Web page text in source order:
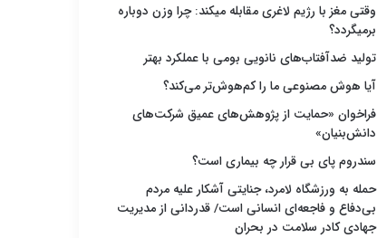
وقتی مغز با رژیم لاغری مقابله میکند: چرا وزن دوباره
برمیگردد؟
تولید ضدآفتاب‌های نانویی بومی با عملکرد بهتر
آیا هوش مصنوعی ما را کم‌هوش‌تر می‌کند؟
فراخوان «حمایت از پژوهش‌های عمیق شرکت‌های
دانش‌بنیان»
سندروم پای بی قرار چه بیماری است؟
حمله به ورزشگاه لامرد، جنایتی آشکار علیه مردم
بی‌دفاع و فاجعه‌ای انسانی است/ قدردانی از مدیریت
جهادی کادر سلامت در بحران